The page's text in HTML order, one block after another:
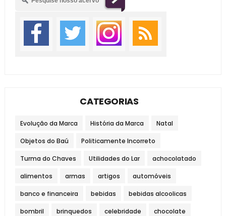
CATEGORIAS
Evolução da Marca História da Marca Natal
Objetos do Baú Politicamente Incorreto
Turma do Chaves Utilidades do Lar achocolatado
alimentos armas artigos automóveis
banco e financeira bebidas bebidas alcoolicas
bombril brinquedos celebridade chocolate